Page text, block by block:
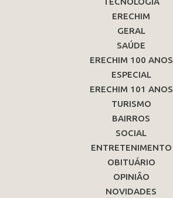
ERECHIM
GERAL
SAÚDE
ERECHIM 100 ANOS
ESPECIAL
ERECHIM 101 ANOS
TURISMO
BAIRROS
SOCIAL
ENTRETENIMENTO
OBITUÁRIO
OPINIÃO
NOVIDADES